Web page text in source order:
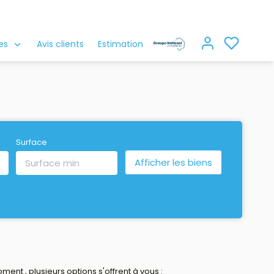
Avis clients Estimation
Surface
, plusieurs options s'offrent à vous :